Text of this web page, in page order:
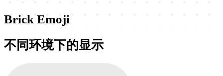
Brick Emoji
不同环境下的显示